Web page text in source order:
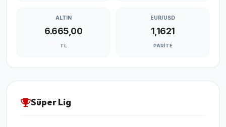
ALTIN
6.665,00
TL
EUR/USD
1,1621
PARITE
Süper Lig